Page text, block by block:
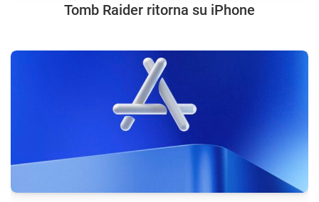
Tomb Raider ritorna su iPhone